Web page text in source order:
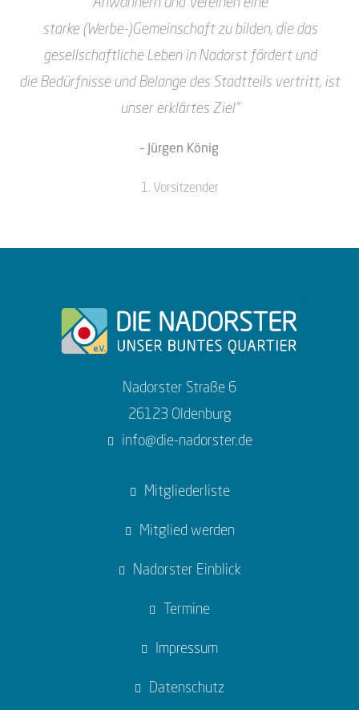
starke(Werbe-)Gemeinschaft zu bilden, die das
gesellschaftliche Leben in Nadorst fördert und
dieBedürfnisse und Belange des Stadtteils vertritt, ist
unser erklärtes Ziel“
– Jürgen König
1. Vorsitzender
Nadorster Straße 6
26123 Oldenburg
info@die-nadorster.de
Mitgliederliste
Mitglied werden
Nadorster Einblick
Termine
Impressum
Datenschutz